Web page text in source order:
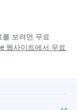
를 보려면 무료
웹사이트에서 무료